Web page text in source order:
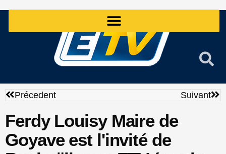
Précédent
Précedent Suivant
Ferdy Louisy Maire de
Goyave est l'invité de